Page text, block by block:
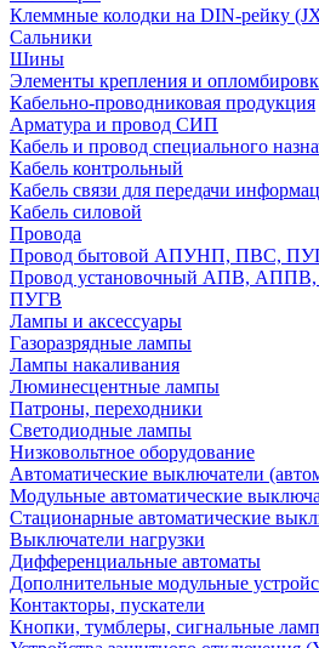
Клеммные колодки на DIN-рейку
Сальники
Шины
Элементы крепления и
Кабельно-проводниковая продукция
Арматура и провод СИП
Кабель и провод специального
Кабель контрольный
Кабель связи для передачи
Кабель силовой
Провода
Провод бытовой АПУНП, ПВС,
Провод установочный АПВ,
ПУГВ
Лампы и аксессуары
Газоразрядные лампы
Лампы накаливания
Люминесцентные лампы
Патроны, переходники
Светодиодные лампы
Низковольтное оборудование
Автоматические выключатели
Модульные автоматические
Стационарные автоматические
Выключатели нагрузки
Дифференциальные автоматы
Дополнительные модульные
Контакторы, пускатели
Кнопки, тумблеры, сигнальные